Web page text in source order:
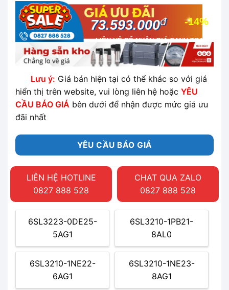
-14%
73.593.000đ
LIÊN HỆ ĐỂ NHẬN GIÁ CẠNH TRANH
NHẤT THỊ TRƯỜNG
Lưu ý: Giá bán hiện tại có thể khác so với giá
hiển thị trên website, vui lòng liên hệ hoặc YÊU
CẦU BÁO GIÁ bên dưới để nhận được mức giá ưu
đãi nhất
YÊU CẦU BÁO GIÁ
LIÊN HỆ HOTLINE
0827 888 528
CHAT QUA ZALO
0827 888 528
6SL3223-0DE25-
5AG1
6SL3210-1PB21-
8AL0
6SL3210-1NE22-
6AG1
6SL3210-1NE23-
8AG1